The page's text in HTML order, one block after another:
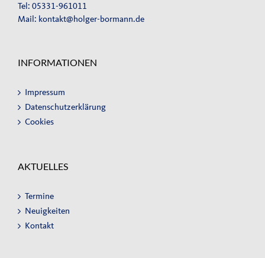
Tel: 05331-961011
Mail: kontakt@holger-bormann.de
INFORMATIONEN
Impressum
Datenschutzerklärung
Cookies
AKTUELLES
Termine
Neuigkeiten
Kontakt